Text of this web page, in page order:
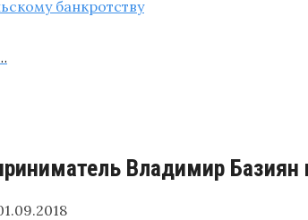
Владимир Базиян